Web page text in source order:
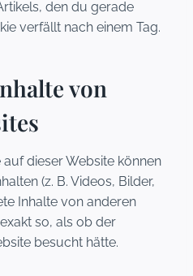
den du gerade
verfällt nach einem Tag.
von
auf dieser Website können
(z. B. Videos, Bilder,
Inhalte von anderen
so, als ob der
besucht hätte.